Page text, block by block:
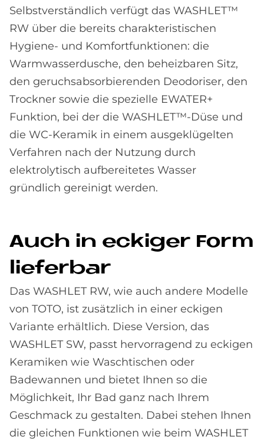
Selbstverständlich verfügt das WASHLET™
RW über die bereits charakteristischen
Hygiene- und Komfortfunktionen: die
Warmwasserdusche, den beheizbaren Sitz,
den geruchsabsorbierenden Deodoriser, den
Trockner sowie die spezielle EWATER+
Funktion, bei der die WASHLET™-Düse und
die WC-Keramik in einem ausgeklügelten
Verfahren nach der Nutzung durch
elektrolytisch aufbereitetes Wasser
gründlich gereinigt werden.
Auch in ecki­ger Form
lie­fer­bar
Das WASHLET RW, wie auch andere Modelle
von TOTO, ist zusätzlich in einer eckigen
Variante erhältlich. Diese Version, das
WASHLET SW, passt hervorragend zu eckigen
Keramiken wie Waschtischen oder
Badewannen und bietet Ihnen so die
Möglichkeit, Ihr Bad ganz nach Ihrem
Geschmack zu gestalten. Dabei stehen Ihnen
die gleichen Funktionen wie beim WASHLET